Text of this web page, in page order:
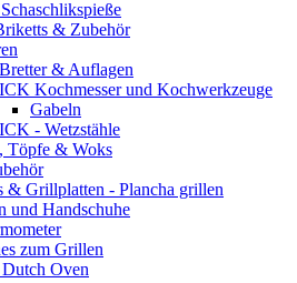
& Zubehör
& Auflagen
Kochmesser und Kochwerkzeuge
Gabeln
- Wetzstähle
Töpfe & Woks
& Grillplatten - Plancha grillen
und Handschuhe
zum Grillen
Oven